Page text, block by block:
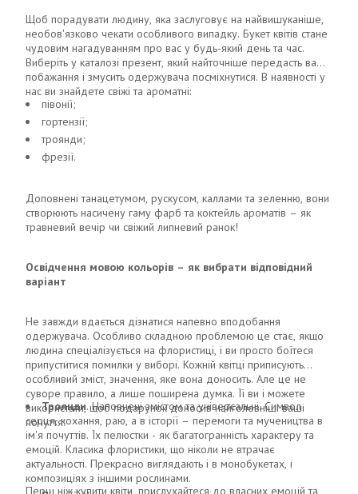
Щоб порадувати людину, яка заслуговує на найвишуканіше,
необов'язково чекати особливого випадку. Букет квітів стане
чудовим нагадуванням про вас у будь-який день та час.
Виберіть у каталозі презент, який найточніше передасть ваші
побажання і змусить одержувача посміхнутися. В наявності у
нас ви знайдете свіжі та ароматні:
півонії;
гортензії;
троянди;
фрезії.
Доповнені танацетумом, рускусом, каллами та зеленню, вони
створюють насичену гаму фарб та коктейль ароматів – як
травневий вечір чи свіжий липневий ранок!
Освідчення мовою кольорів – як вибрати відповідний
варіант
Не завжди вдається дізнатися напевно вподобання
одержувача. Особливо складною проблемою це стає, якщо
людина спеціалізується на флористиці, і ви просто боїтеся
припуститися помилки у виборі. Кожній квітці приписують
особливий зміст, значення, яке вона доносить. Але це не
суворе правило, а лише поширена думка. Її ви і можете
використати, щоб подарунок доносив найголовніші ваші
почуття:
Троянди. Наповнені змістом та універсальні. Символ
серця, кохання, раю, а в історії – перемоги та мучеництва в
ім'я почуттів. Їх пелюстки - як багатогранність характеру та
емоцій. Класика флористики, що ніколи не втрачає
актуальності. Прекрасно виглядають і в монобукетах, і
композиціях з іншими рослинами.